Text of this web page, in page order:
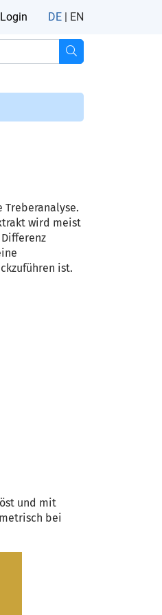
Login DE | EN
Treberanalyse.
wird meist
ist.
und mit
bei